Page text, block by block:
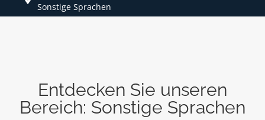
Sonstige Sprachen
Entdecken Sie unseren
Bereich: Sonstige Sprachen